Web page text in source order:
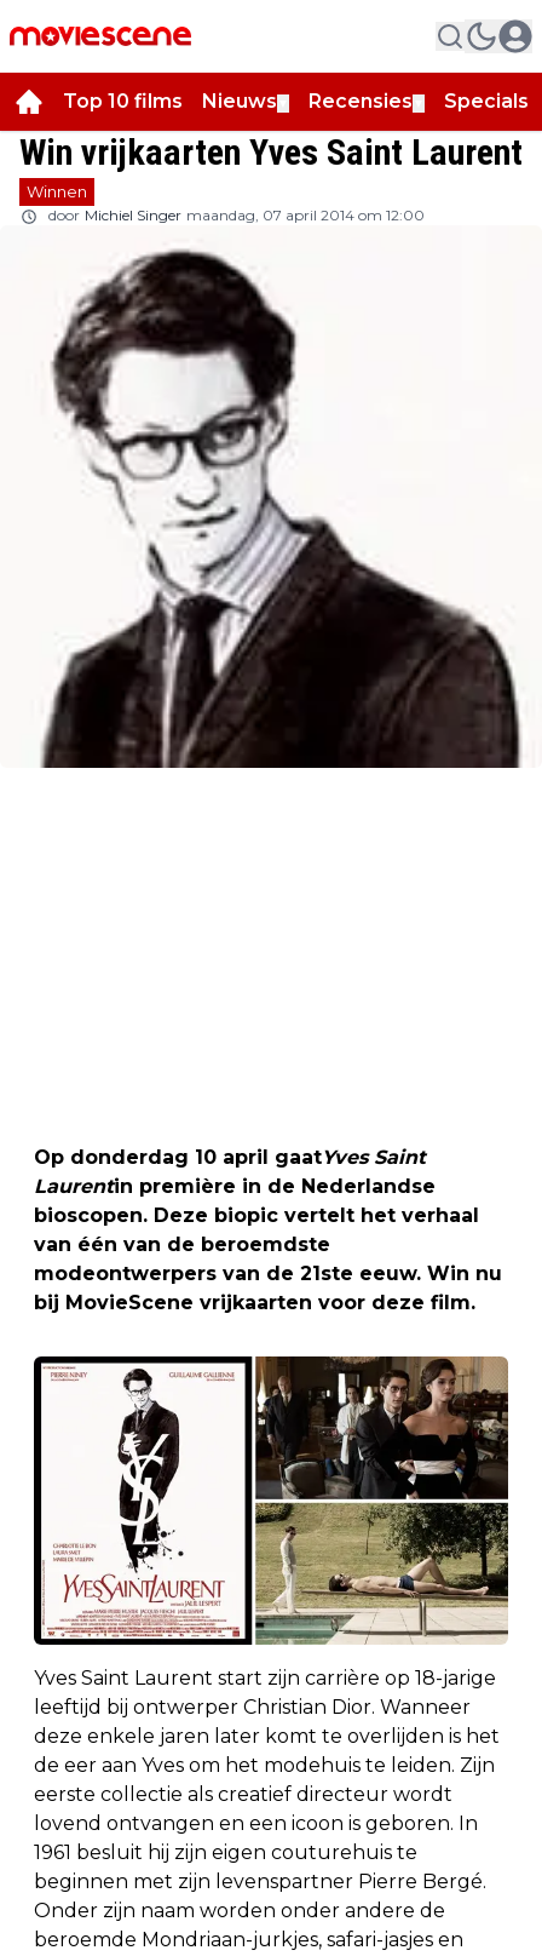
Top 10 films Nieuws Recensies Specials
Win vrijkaarten Yves Saint Laurent
Winnen
door Michiel Singer maandag, 07 april 2014 om 12:00
Op donderdag 10 april gaatYves Saint
Laurentin première in de Nederlandse
bioscopen. Deze biopic vertelt het verhaal
van één van de beroemdste
modeontwerpers van de 21ste eeuw. Win nu
bij MovieScene vrijkaarten voor deze film.
Yves Saint Laurent start zijn carrière op 18-jarige
leeftijd bij ontwerper Christian Dior. Wanneer
deze enkele jaren later komt te overlijden is het
de eer aan Yves om het modehuis te leiden. Zijn
eerste collectie als creatief directeur wordt
lovend ontvangen en een icoon is geboren. In
1961 besluit hij zijn eigen couturehuis te
beginnen met zijn levenspartner Pierre Bergé.
Onder zijn naam worden onder andere de
beroemde Mondriaan-jurkjes, safari-jasjes en